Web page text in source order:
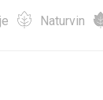
Naturvin